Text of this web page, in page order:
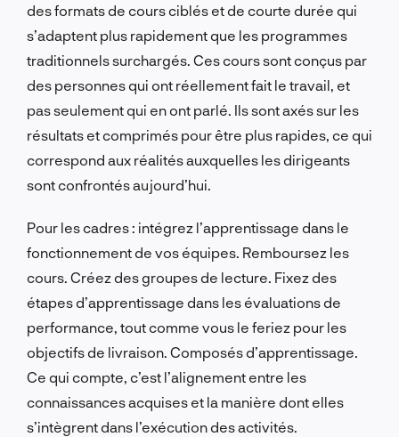
des formats de cours ciblés et de courte durée qui
s’adaptent plus rapidement que les programmes
traditionnels surchargés. Ces cours sont conçus par
des personnes qui ont réellement fait le travail, et
pas seulement qui en ont parlé. Ils sont axés sur les
résultats et comprimés pour être plus rapides, ce qui
correspond aux réalités auxquelles les dirigeants
sont confrontés aujourd’hui.
Pour les cadres : intégrez l’apprentissage dans le
fonctionnement de vos équipes. Remboursez les
cours. Créez des groupes de lecture. Fixez des
étapes d’apprentissage dans les évaluations de
performance, tout comme vous le feriez pour les
objectifs de livraison. Composés d’apprentissage.
Ce qui compte, c’est l’alignement entre les
connaissances acquises et la manière dont elles
s’intègrent dans l’exécution des activités.